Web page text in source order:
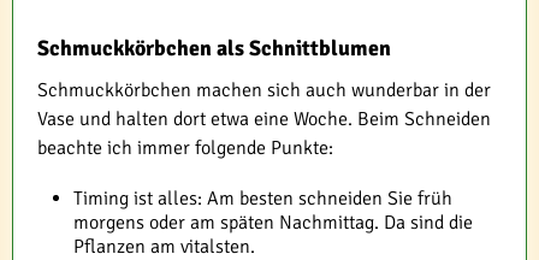
Schmuckkörbchen als Schnittblumen
Schmuckkörbchen machen sich auch wunderbar in der
Vase und halten dort etwa eine Woche. Beim Schneiden
beachte ich immer folgende Punkte:
Timing ist alles: Am besten schneiden Sie früh
morgens oder am späten Nachmittag. Da sind die
Pflanzen am vitalsten.